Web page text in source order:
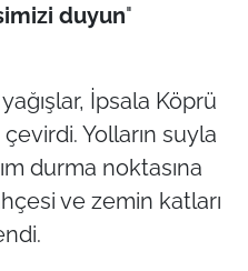
duyun"
İpsala Köprü
Yolların suyla
durma noktasına
ve zemin katları